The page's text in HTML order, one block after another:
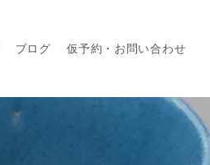
ブログ 仮予約・お問い合わせ